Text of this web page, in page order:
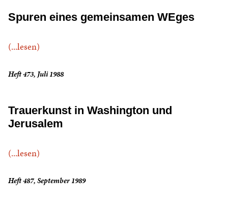
Spuren eines gemeinsamen WEges
(...lesen)
Heft 473, Juli 1988
Trauerkunst in Washington und
Jerusalem
(...lesen)
Heft 487, September 1989